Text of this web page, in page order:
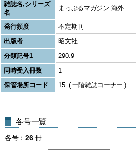
雑誌名,シリーズ
名
まっぷるマガジン 海外
発行頻度
不定期刊
出版者
昭文社
分類記号1
290.9
同時受入冊数
1
保管場所コード
15 一階雑誌コーナー
各号一覧
各号 26 冊